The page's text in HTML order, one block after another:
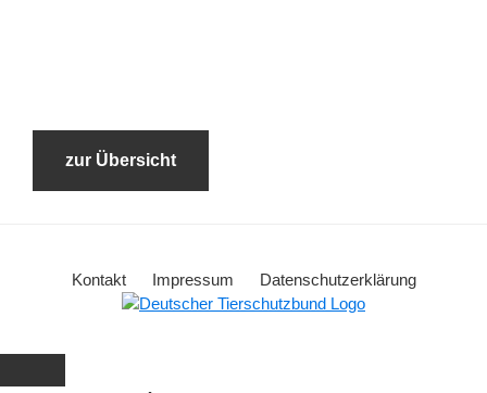
zur Übersicht
Kontakt Impressum Datenschutzerklärung